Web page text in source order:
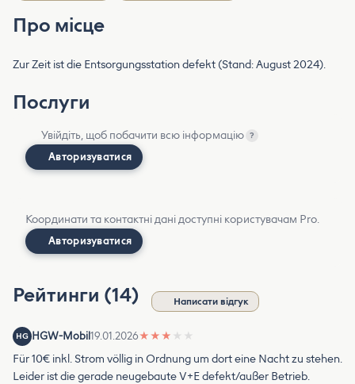
Про місце
Zur Zeit ist die Entsorgungsstation defekt (Stand: August 2024).
Послуги
Увійдіть, щоб побачити всю інформацію ?
Авторизуватися
Координати та контактні дані доступні користувачам Pro.
Авторизуватися
Рейтинги (14) Написати відгук
HG HGW-Mobil19.01.2026★ ★ ★ ★ ★
Für 10€ inkl. Strom völlig in Ordnung um dort eine Nacht zu stehen.
Leider ist die gerade neugebaute V+E defekt/außer Betrieb.